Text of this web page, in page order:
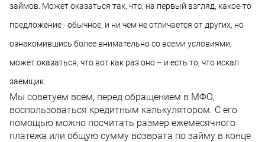
займов. Может оказаться так, что, на первый взгляд, какое-то
предложение - обычное, и ни чем не отличается от других, но
ознакомившись более внимательно со всеми условиями,
может оказаться, что вот как раз оно – и есть то, что искал
заемщик.
Мы советуем всем, перед обращением в МФО,
воспользоваться кредитным калькулятором. С его
помощью можно посчитать размер ежемесячного
платежа или общую сумму возврата по займу в конце